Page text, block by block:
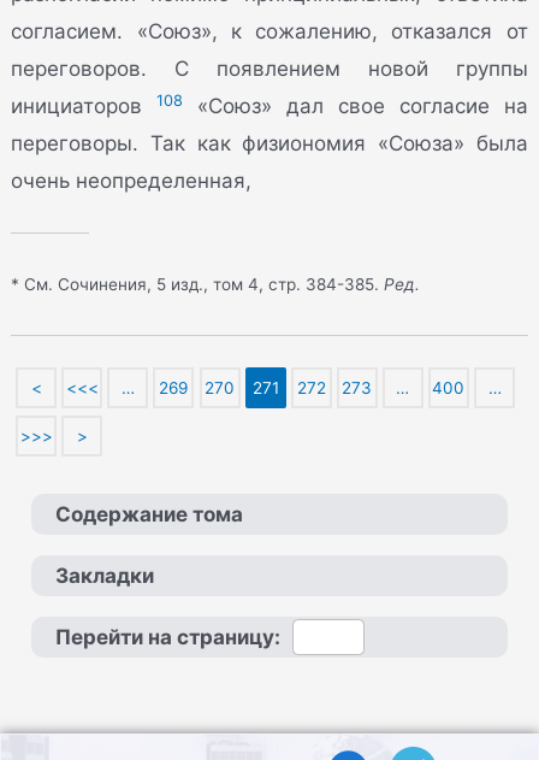
согласием. «Союз», к сожалению, отказался от
переговоров. С появлением новой группы
инициаторов
108
«Союз» дал свое согласие на
переговоры. Так как физиономия «Союза» была
очень неопределенная,
* См. Сочинения, 5 изд., том 4, стр. 384-385.Ред.
< <<< … 269 270 271 272 273 … 400 …
>>> >
Содержание тома
Закладки
Перейти на страницу: